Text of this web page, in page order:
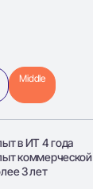
Middle
в ИТ 4 года
3 лет